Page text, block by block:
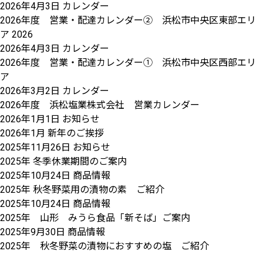
2026年4月3日 カレンダー
2026年度 営業・配達カレンダー② 浜松市中央区東部エリ
ア 2026
2026年4月3日 カレンダー
2026年度 営業・配達カレンダー① 浜松市中央区西部エリ
ア
2026年3月2日 カレンダー
2026年度 浜松塩業株式会社 営業カレンダー
2026年1月1日 お知らせ
2026年1月 新年のご挨拶
2025年11月26日 お知らせ
2025年 冬季休業期間のご案内
2025年10月24日 商品情報
2025年 秋冬野菜用の漬物の素 ご紹介
2025年10月24日 商品情報
2025年 山形 みうら食品「新そば」ご案内
2025年9月30日 商品情報
2025年 秋冬野菜の漬物におすすめの塩 ご紹介